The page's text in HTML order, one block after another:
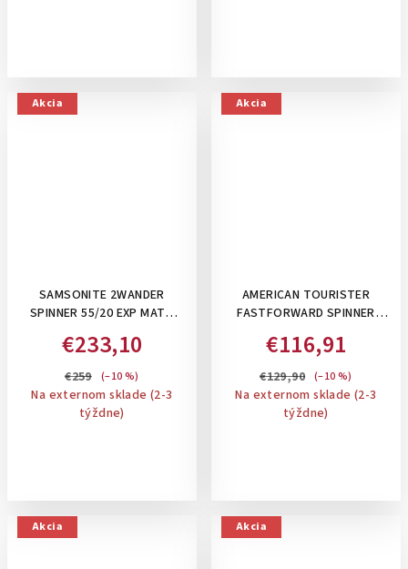
Akcia
SAMSONITE 2WANDER
SPINNER 55/20 EXP MATT
KUFOR , ROZŠÍRITEĽNÝ
€233,10
€259 (–10 %)
Na externom sklade (2-3
týždne)
Akcia
AMERICAN TOURISTER
FASTFORWARD SPINNER
PRÍRUČNÝ KUFOR ,
ROZŠÍRITEĽNÝ NA 44 L:
TOTALLY TEAL
€116,91
€129,90 (–10 %)
Na externom sklade (2-3
týždne)
Akcia Akcia